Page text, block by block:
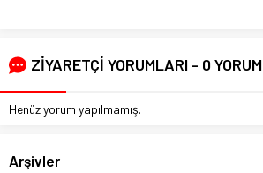
ZİYARETÇİ YORUMLARI - 0 YORUM
Henüz yorum yapılmamış.
Arşivler